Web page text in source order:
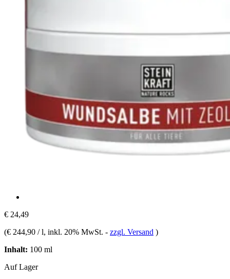
€ 24,49
(€ 244,90 / l, inkl. 20% MwSt. - zzgl. Versand )
Inhalt: 100 ml
Auf Lager